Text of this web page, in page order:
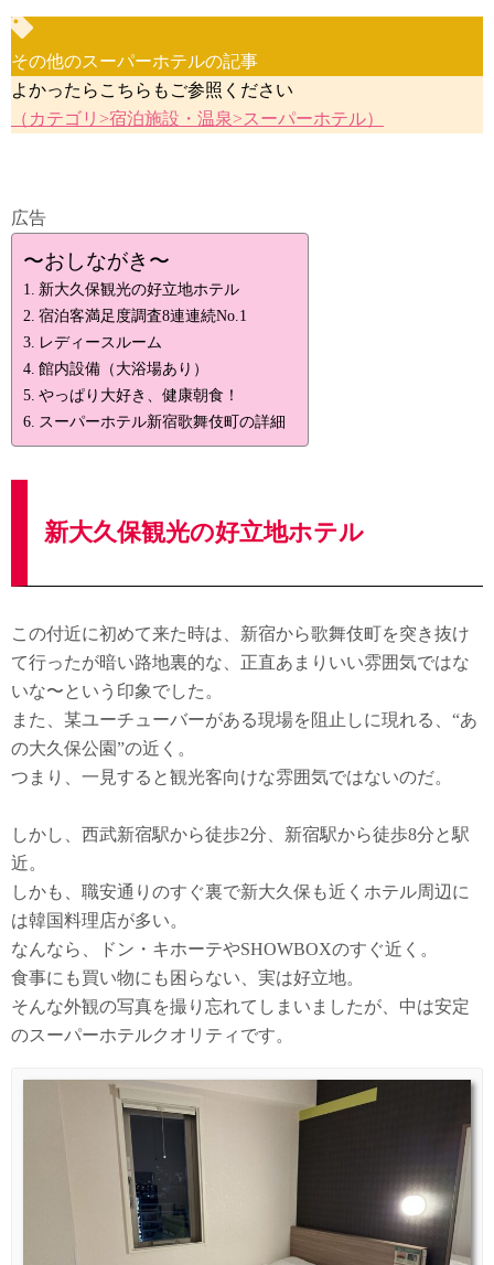
その他のスーパーホテルの記事
よかったらこちらもご参照ください
（カテゴリ>宿泊施設・温泉>スーパーホテル）
広告
〜おしながき〜
新大久保観光の好立地ホテル
宿泊客満足度調査8連連続No.1
レディースルーム
館内設備（大浴場あり）
やっぱり大好き、健康朝食！
スーパーホテル新宿歌舞伎町の詳細
新大久保観光の好立地ホテル
この付近に初めて来た時は、新宿から歌舞伎町を突き抜け
て行ったが暗い路地裏的な、正直あまりいい雰囲気ではな
いな〜という印象でした。
また、某ユーチューバーがある現場を阻止しに現れる、“あ
の大久保公園”の近く。
つまり、一見すると観光客向けな雰囲気ではないのだ。
しかし、西武新宿駅から徒歩2分、新宿駅から徒歩8分と駅
近。
しかも、職安通りのすぐ裏で新大久保も近くホテル周辺に
は韓国料理店が多い。
なんなら、ドン・キホーテやSHOWBOXのすぐ近く。
食事にも買い物にも困らない、実は好立地。
そんな外観の写真を撮り忘れてしまいましたが、中は安定
のスーパーホテルクオリティです。